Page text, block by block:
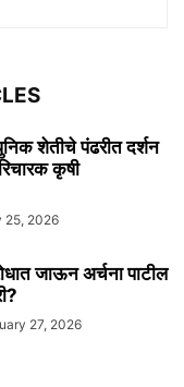
शेतीचे पंढरीत दर्शन
कृषी
25, 2026
जाऊन अर्चना पाटील
27, 2026